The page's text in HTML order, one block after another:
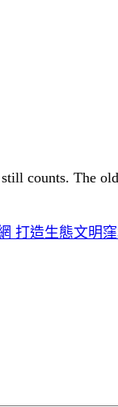
counts. The
打造生態文